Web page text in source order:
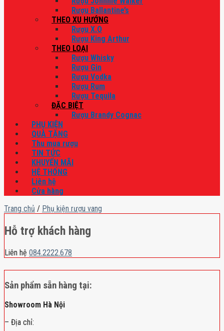
Rượu Ballantine’s
THEO XU HƯỚNG
Rượu X.O
Rượu King Arthur
THEO LOẠI
Rượu Whisky
Rượu Gin
Rượu Vodka
Rượu Rum
Rượu Tequila
ĐẶC BIỆT
Rượu Brandy Cognac
PHỤ KIỆN
QUÀ TẶNG
Thu mua rượu
TIN TỨC
KHUYẾN MÃI
HỆ THỐNG
Liên hệ
Cửa hàng
Trang chủ / Phụ kiện rượu vang
Hỗ trợ khách hàng
Liên hệ 084.2222.678
Sản phẩm sẵn hàng tại:
Showroom Hà Nội
– Địa chỉ: